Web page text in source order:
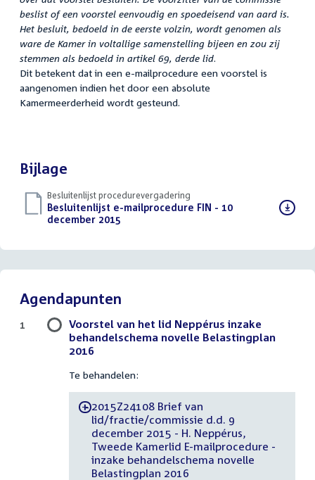
beslist of een voorstel eenvoudig en spoedeisend van aard is.
Het besluit, bedoeld in de eerste volzin, wordt genomen als
ware de Kamer in voltallige samenstelling bijeen en zou zij
stemmen als bedoeld in artikel 69, derde lid.
Dit betekent dat in een e-mailprocedure een voorstel is
aangenomen indien het door een absolute
Kamermeerderheid wordt gesteund.
Bijlage
Besluitenlijst procedurevergadering
Download
bestand:
Besluitenlijst e-mailprocedure FIN - 10
december 2015
Agendapunten
Voorstel van het lid Neppérus inzake
behandelschema novelle Belastingplan
2016
Te behandelen:
-2015Z24108 Brief van
lid/fractie/commissie d.d. 9
december 2015 - H. Neppérus,
Tweede Kamerlid E-mailprocedure -
inzake behandelschema novelle
Belastingplan 2016
1